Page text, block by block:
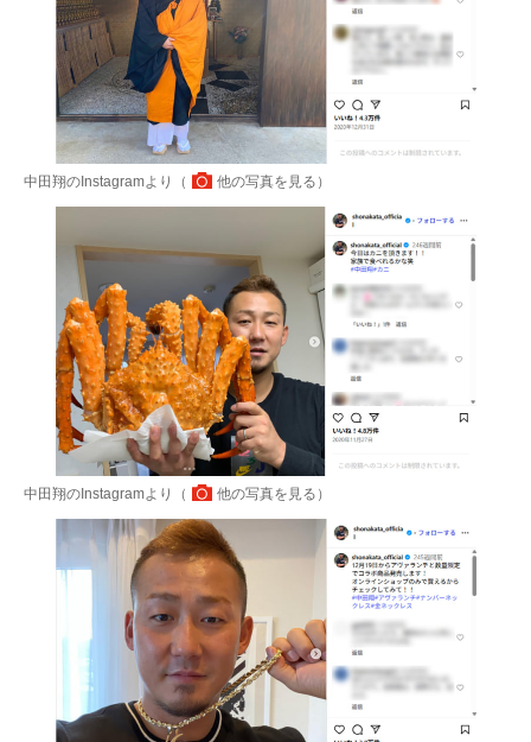
中田翔のInstagramより（ 他の写真を見る ）
中田翔のInstagramより（ 他の写真を見る ）